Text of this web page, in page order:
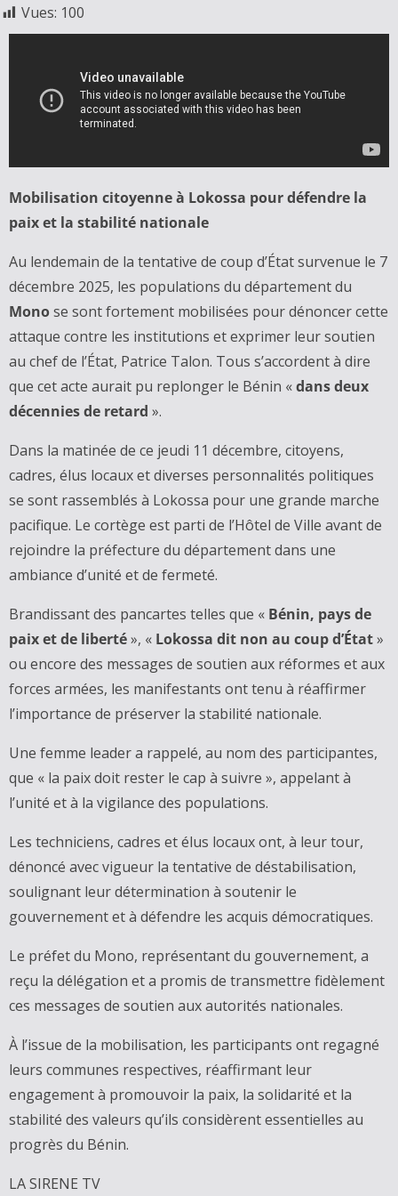
Vues: 100
Mobilisation citoyenne à Lokossa pour défendre la
paix et la stabilité nationale
Au lendemain de la tentative de coup d’État survenue le 7
décembre 2025, les populations du département du
Monose sont fortement mobilisées pour dénoncer cette
attaque contre les institutions et exprimer leur soutien
au chef de l’État, Patrice Talon. Tous s’accordent à dire
que cet acte aurait pu replonger le Bénin «dans deux
décennies de retard ».
Dans la matinée de ce jeudi 11 décembre, citoyens,
cadres, élus locaux et diverses personnalités politiques
se sont rassemblés à Lokossa pour une grande marche
pacifique. Le cortège est parti de l’Hôtel de Ville avant de
rejoindre la préfecture du département dans une
ambiance d’unité et de fermeté.
Brandissant des pancartes telles que « Bénin, pays de
paix et de liberté», « Lokossa dit non au coup d’État»
ou encore des messages de soutien aux réformes et aux
forces armées, les manifestants ont tenu à réaffirmer
l’importance de préserver la stabilité nationale.
Une femme leader a rappelé, au nom des participantes,
que « la paix doit rester le cap à suivre », appelant à
l’unité et à la vigilance des populations.
Les techniciens, cadres et élus locaux ont, à leur tour,
dénoncé avec vigueur la tentative de déstabilisation,
soulignant leur détermination à soutenir le
gouvernement et à défendre les acquis démocratiques.
Le préfet du Mono, représentant du gouvernement, a
reçu la délégation et a promis de transmettre fidèlement
ces messages de soutien aux autorités nationales.
À l’issue de la mobilisation, les participants ont regagné
leurs communes respectives, réaffirmant leur
engagement à promouvoir la paix, la solidarité et la
stabilité des valeurs qu’ils considèrent essentielles au
progrès du Bénin.
LA SIRENE TV